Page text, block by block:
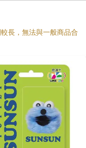
長，無法與一般商品合